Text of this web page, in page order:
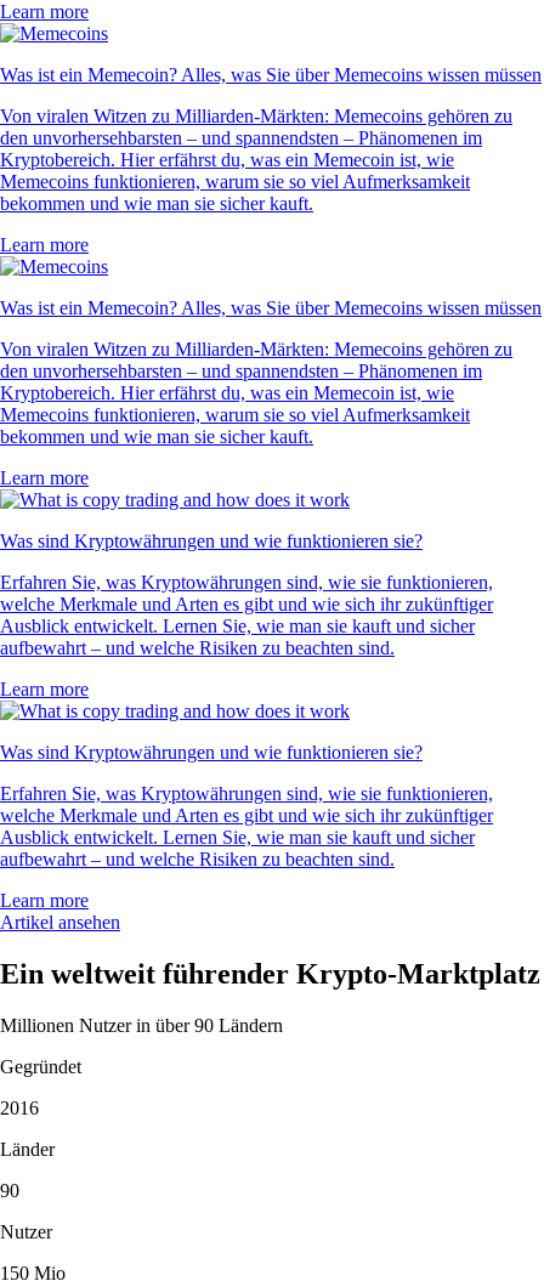
Learn more
Was ist ein Memecoin? Alles, was Sie über Memecoins wissen müssen
Von viralen Witzen zu Milliarden-Märkten: Memecoins gehören zu
den unvorhersehbarsten – und spannendsten – Phänomenen im
Kryptobereich. Hier erfährst du, was ein Memecoin ist, wie
Memecoins funktionieren, warum sie so viel Aufmerksamkeit
bekommen und wie man sie sicher kauft.
Learn more
Was ist ein Memecoin? Alles, was Sie über Memecoins wissen müssen
Von viralen Witzen zu Milliarden-Märkten: Memecoins gehören zu
den unvorhersehbarsten – und spannendsten – Phänomenen im
Kryptobereich. Hier erfährst du, was ein Memecoin ist, wie
Memecoins funktionieren, warum sie so viel Aufmerksamkeit
bekommen und wie man sie sicher kauft.
Learn more
Was sind Kryptowährungen und wie funktionieren sie?
Erfahren Sie, was Kryptowährungen sind, wie sie funktionieren,
welche Merkmale und Arten es gibt und wie sich ihr zukünftiger
Ausblick entwickelt. Lernen Sie, wie man sie kauft und sicher
aufbewahrt – und welche Risiken zu beachten sind.
Learn more
Was sind Kryptowährungen und wie funktionieren sie?
Erfahren Sie, was Kryptowährungen sind, wie sie funktionieren,
welche Merkmale und Arten es gibt und wie sich ihr zukünftiger
Ausblick entwickelt. Lernen Sie, wie man sie kauft und sicher
aufbewahrt – und welche Risiken zu beachten sind.
Learn more
Artikel ansehen
Ein weltweit führender Krypto-Marktplatz
Millionen Nutzer in über 90 Ländern
Gegründet
2016
Länder
90
Nutzer
150 Mio